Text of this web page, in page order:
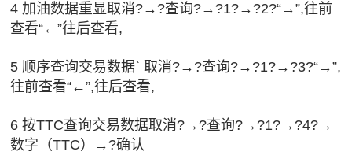
4 加油数据重显取消?→?查询?→?1?→?2?“→”,往前
查看“←”往后查看,
5 顺序查询交易数据` 取消?→?查询?→?1?→?3?“→”,
往前查看“←”,往后查看,
6 按TTC查询交易数据取消?→?查询?→?1?→?4?→
数字（TTC）→?确认